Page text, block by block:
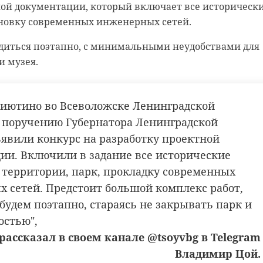
документации, который включает все
современных инженерных сетей.
поэтапно, с минимальными неудобствами для
музея.
во Всеволожске Ленинградской
Губернатора Ленинградской
конкурс на разработку проектной
Включили в задание все исторические
парк, прокладку современных
сетей. Предстоит большой комплекс работ,
поэтапно, стараясь не закрывать парк и
в своем канале @tsoyvbg в Telegram
Владимир Цой.
приметы и описание с помощью записи с
и объявила злоумышленника в розыск, выдав
подозрительного мужчину, схожего по приметам
и доставили в отдел полиции. Как выяснилось,
истязание, мошенничество и незаконное
Управления вневедомственной охраны войск
Российской Федерации по г. Санкт-Петербургу и
кража
веществ, таких как бензапирен, фтор,
участка был оштрафован, а ему было выдано
нарушения.
подала иск в суд о возмещении ущерба. В
Калининский районный суд признал собственника
124 113 600 рублей, а также провести
ru/photo/830610